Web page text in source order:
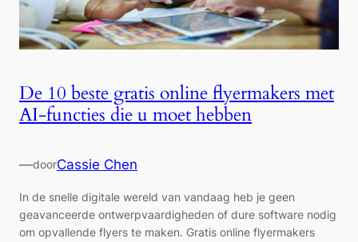
De 10 beste gratis online flyermakers met
AI-functies die u moet hebben
—doorCassie Chen
In de snelle digitale wereld van vandaag heb je geen
geavanceerde ontwerpvaardigheden of dure software nodig
om opvallende flyers te maken. Gratis online flyermakers